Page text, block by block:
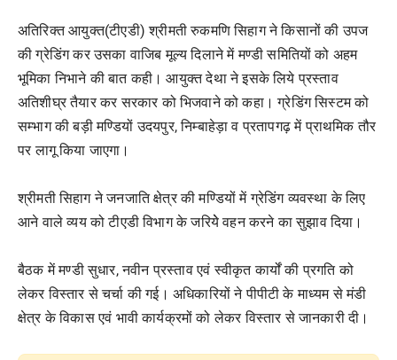
अतिरिक्त आयुक्त(टीएडी) श्रीमती रुकमणि सिहाग ने किसानों की उपज
की ग्रेडिंग कर उसका वाजिब मूल्य दिलाने में मण्डी समितियों को अहम
भूमिका निभाने की बात कही। आयुक्त देथा ने इसके लिये प्रस्ताव
अतिशीघ्र तैयार कर सरकार को भिजवाने को कहा। ग्रेडिंग सिस्टम को
सम्भाग की बड़ी मण्डियों उदयपुर, निम्बाहेड़ा व प्रतापगढ़ में प्राथमिक तौर
पर लागू किया जाएगा।
श्रीमती सिहाग ने जनजाति क्षेत्र की मण्डियों में ग्रेडिंग व्यवस्था के लिए
आने वाले व्यय को टीएडी विभाग के जरियेे वहन करने का सुझाव दिया।
बैठक में मण्डी सुधार, नवीन प्रस्ताव एवं स्वीकृत कार्यों की प्रगति को
लेकर विस्तार से चर्चा की गई। अधिकारियों ने पीपीटी के माध्यम से मंडी
क्षेत्र के विकास एवं भावी कार्यक्रमों को लेकर विस्तार से जानकारी दी।